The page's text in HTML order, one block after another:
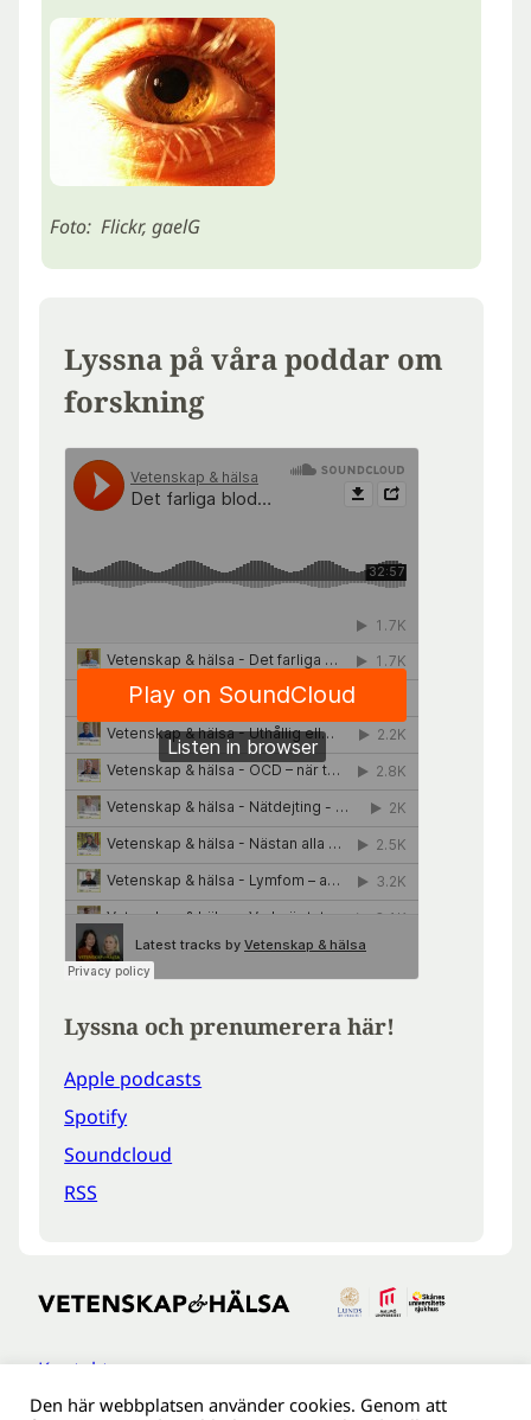
Foto: Flickr, gaelG
Lyssna på våra poddar om
forskning
Lyssna och prenumerera här!
Apple podcasts
Spotify
Soundcloud
RSS
Kontakt
Tillgänglighetsredogöreldse
Den här webbplatsen använder cookies. Genom att